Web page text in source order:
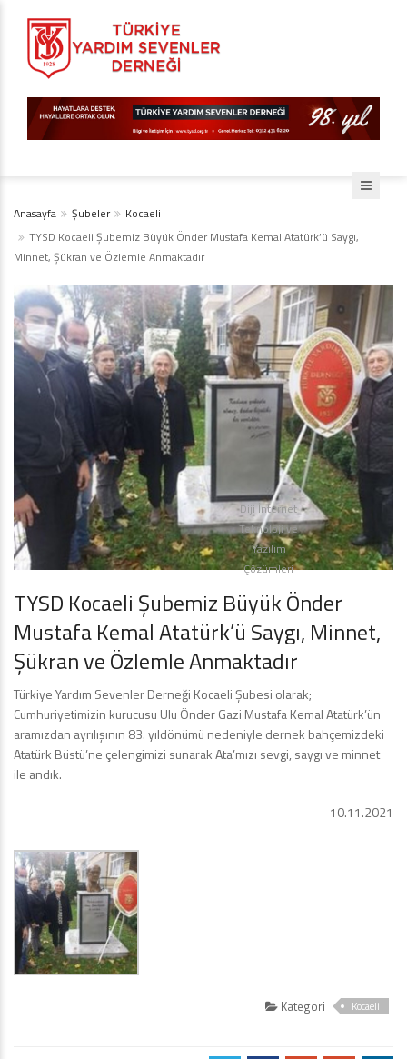
Anasayfa Şubeler
Kocaeli
TYSD Kocaeli Şubemiz Büyük Önder Mustafa Kemal Atatürk’ü Saygı,
Minnet, Şükran ve Özlemle Anmaktadır
TYSD Kocaeli Şubemiz Büyük Önder
Mustafa Kemal Atatürk’ü Saygı, Minnet,
Şükran ve Özlemle Anmaktadır
Türkiye Yardım Sevenler Derneği Kocaeli Şubesi olarak;
Cumhuriyetimizin kurucusu Ulu Önder Gazi Mustafa Kemal Atatürk’ün
aramızdan ayrılışının 83. yıldönümü nedeniyle dernek bahçemizdeki
Atatürk Büstü’ne çelengimizi sunarak Ata’mızı sevgi, saygı ve minnet
ile andık.
10.11.2021
Kategori Kocaeli
Diji İnternet
Teknoloji ve
Yazılım
Çözümleri